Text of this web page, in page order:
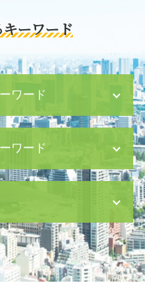
ーワード
ワード
ワード
ら